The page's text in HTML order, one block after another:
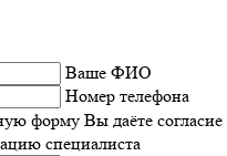
Ваше ФИО
Номер телефона
форму Вы даёте
специалиста